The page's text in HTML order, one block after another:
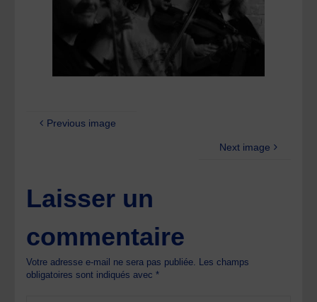
Previous image
Next image
Laisser un
commentaire
Votre adresse e-mail ne sera pas publiée. Les champs
obligatoires sont indiqués avec*